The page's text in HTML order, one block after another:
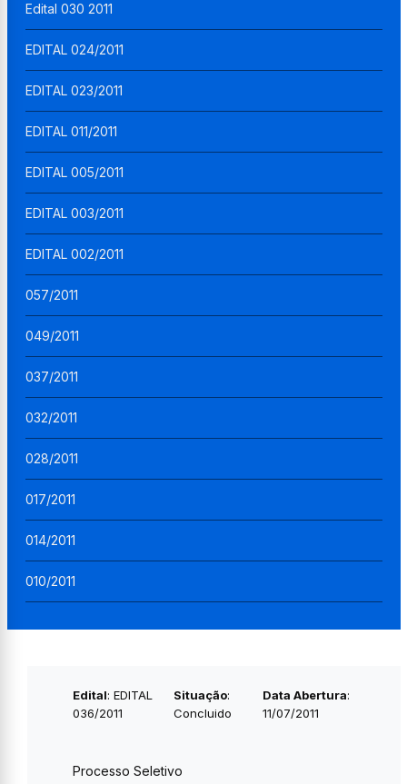
Edital 030 2011
EDITAL 024/2011
EDITAL 023/2011
EDITAL 011/2011
EDITAL 005/2011
EDITAL 003/2011
EDITAL 002/2011
057/2011
049/2011
037/2011
032/2011
028/2011
017/2011
014/2011
010/2011
Edital: EDITAL
036/2011
Situação:
Concluido
Data Abertura:
11/07/2011
Processo Seletivo